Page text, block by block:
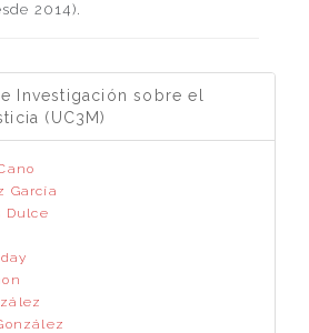
2014).
Investigación sobre el
(UC3M)
García
Dulce